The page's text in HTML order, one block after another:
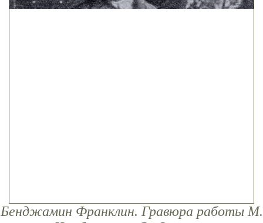
Бенджамин Франклин. Гравюра работы М.